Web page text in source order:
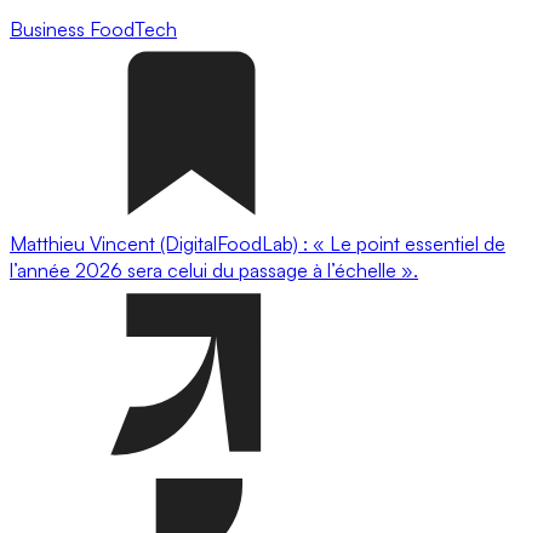
Business FoodTech
Matthieu Vincent (DigitalFoodLab) : « Le point essentiel de
l’année 2026 sera celui du passage à l’échelle ».